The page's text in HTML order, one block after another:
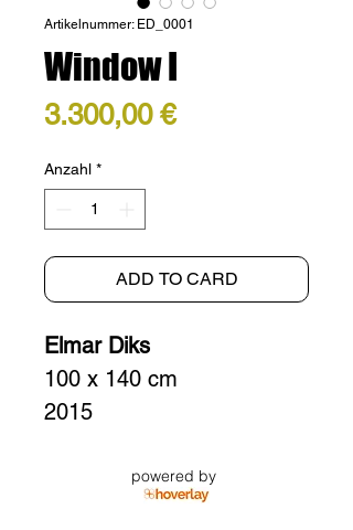
Artikelnummer: ED_0001
Window I
3.300,00 €Preis
Anzahl *
ADD TO CARD
Elmar Diks
100 x 140 cm
2015
fine art print on acrylic
powered by